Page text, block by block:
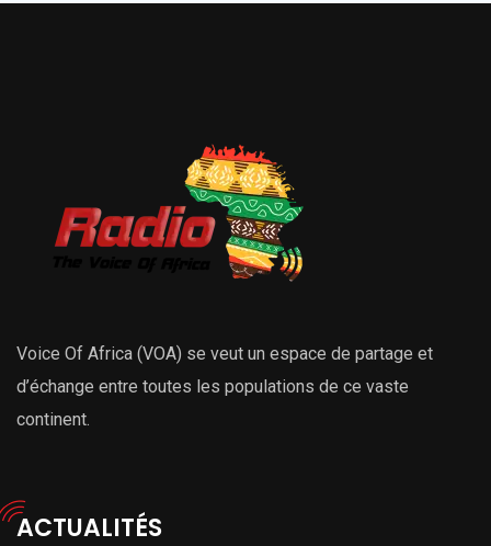
Voice Of Africa (VOA) se veut un espace de partage et
d’échange entre toutes les populations de ce vaste
continent.
ACTUALITÉS